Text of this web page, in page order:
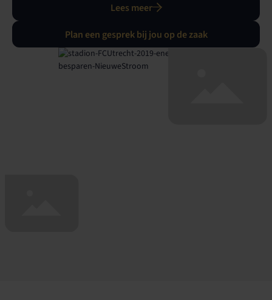
Lees meer
Plan een gesprek bij jou op de zaak